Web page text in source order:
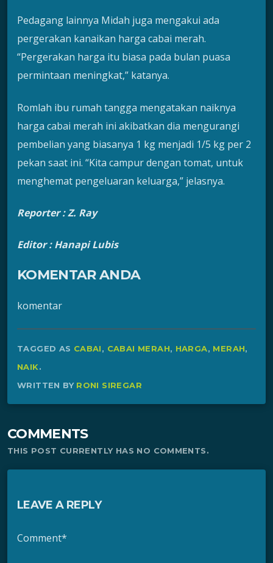
Pedagang lainnya Midah juga mengakui ada
pergerakan kanaikan harga cabai merah.
“Pergerakan harga itu biasa pada bulan puasa
permintaan meningkat,” katanya.
Romlah ibu rumah tangga mengatakan naiknya
harga cabai merah ini akibatkan dia mengurangi
pembelian yang biasanya 1 kg menjadi 1/5 kg per 2
pekan saat ini. “Kita campur dengan tomat, untuk
menghemat pengeluaran keluarga,” jelasnya.
Reporter : Z. Ray
Editor : Hanapi Lubis
KOMENTAR ANDA
komentar
TAGGED AS CABAI, CABAI MERAH, HARGA, MERAH,
NAIK.
WRITTEN BY RONI SIREGAR
COMMENTS
THIS POST CURRENTLY HAS NO COMMENTS.
LEAVE A REPLY
Comment*